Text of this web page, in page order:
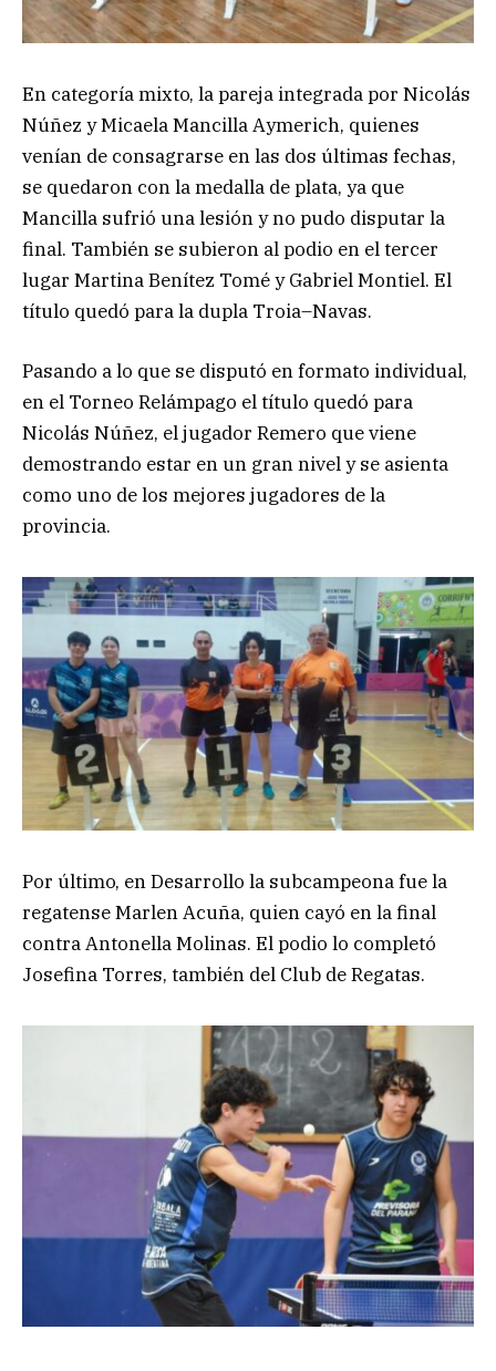
En categoría mixto, la pareja integrada por Nicolás
Núñez y Micaela Mancilla Aymerich, quienes
venían de consagrarse en las dos últimas fechas,
se quedaron con la medalla de plata, ya que
Mancilla sufrió una lesión y no pudo disputar la
final. También se subieron al podio en el tercer
lugar Martina Benítez Tomé y Gabriel Montiel. El
título quedó para la dupla Troia–Navas.
Pasando a lo que se disputó en formato individual,
en el Torneo Relámpago el título quedó para
Nicolás Núñez, el jugador Remero que viene
demostrando estar en un gran nivel y se asienta
como uno de los mejores jugadores de la
provincia.
Por último, en Desarrollo la subcampeona fue la
regatense Marlen Acuña, quien cayó en la final
contra Antonella Molinas. El podio lo completó
Josefina Torres, también del Club de Regatas.